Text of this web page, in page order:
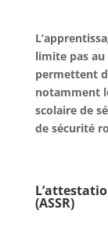
limite pas
permettent
notamment
scolaire de
de sécurité
(ASSR)